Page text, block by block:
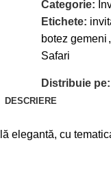
Categorie:
Etichete:
botez gemeni ,
Safari
Distribuie pe:
DESCRIERE
cu